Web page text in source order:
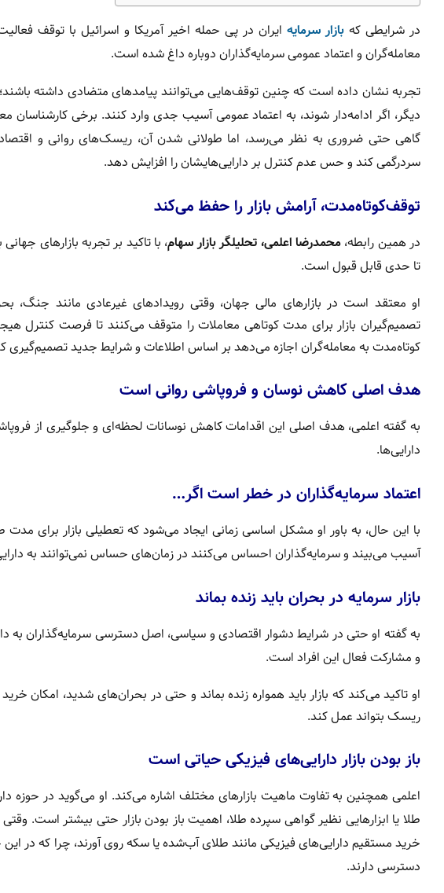
در شرایطی که بازار سرمایه ایران در پی حمله اخیر آمریکا و اسرائیل با توقف‌
معامله‌گران و اعتماد عمومی سرمایه‌گذاران دوباره داغ شده است.
تجربه نشان داده است که چنین توقف‌هایی می‌توانند پیامدهای متضادی داشته
دیگر، اگر ادامه‌دار شوند، به اعتماد عمومی آسیب جدی وارد کنند. برخی کارشناسان
گاهی حتی ضروری به نظر می‌رسد، اما طولانی شدن آن، ریسک‌های روانی و
سردرگمی کند و حس عدم کنترل بر دارایی‌هایشان را افزایش دهد.
توقف‌کوتاه‌مدت، آرامش بازار را حفظ می‌کند
در همین رابطه،محمدرضا اعلمی، تحلیلگر بازار سهام، با تاکید بر تجربه بازارهای
تا حدی قابل قبول است.
او معتقد است در بازارهای مالی جهان، وقتی رویدادهای غیرعادی مانند
تصمیم‌گیران بازار برای مدت کوتاهی معاملات را متوقف می‌کنند تا فرصت کنترل
کوتاه‌مدت به معامله‌گران اجازه می‌دهد بر اساس اطلاعات و شرایط جدید تصمیم‌گیری
هدف اصلی کاهش نوسان و فروپاشی روانی است
به گفته اعلمی، هدف اصلی این اقدامات کاهش نوسانات لحظه‌ای و جلوگیری از
دارایی‌ها.
اعتماد سرمایه‌گذاران در خطر است اگر…
با این حال، به باور او مشکل اساسی زمانی ایجاد می‌شود که تعطیلی بازار برای مدت
آسیب می‌بیند و سرمایه‌گذاران احساس می‌کنند در زمان‌های حساس نمی‌توانند به
بازار سرمایه در بحران باید زنده بماند
به گفته او حتی در شرایط دشوار اقتصادی و سیاسی، اصل دسترسی سرمایه‌گذاران به
و مشارکت فعال این افراد است.
او تاکید می‌کند که بازار باید همواره زنده بماند و حتی در بحران‌های شدید، امکان
ریسک بتواند عمل کند.
باز بودن بازار دارایی‌های فیزیکی حیاتی است
اعلمی همچنین به تفاوت ماهیت بازارهای مختلف اشاره می‌کند. او می‌گوید در حوزه
طلا یا ابزارهایی نظیر گواهی سپرده طلا، اهمیت باز بودن بازار حتی بیشتر است.
خرید مستقیم دارایی‌های فیزیکی مانند طلای آب‌شده یا سکه روی آورند، چرا که در
دسترسی دارند.